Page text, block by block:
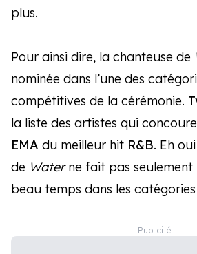
plus.
Pour ainsi dire, la chanteuse de
nominée dans l’une des
compétitives de la cérémonie.
la liste des artistes qui
EMA du meilleur hit R&B. Eh
de Waterne fait pas seulement
beau temps dans les